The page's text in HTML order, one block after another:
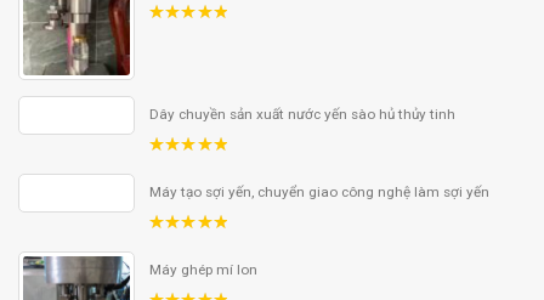
Dây chuyền sản xuất nước yến sào hủ thủy tinh
Máy tạo sợi yến, chuyển giao công nghệ làm sợi yến
Máy ghép mí lon